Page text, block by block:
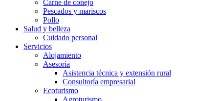
Carne de conejo
Pescados y mariscos
Pollo
Salud y belleza
Cuidado personal
Servicios
Alojamiento
Asesoría
Asistencia técnica y extensión rural
Consultoría empresarial
Ecoturismo